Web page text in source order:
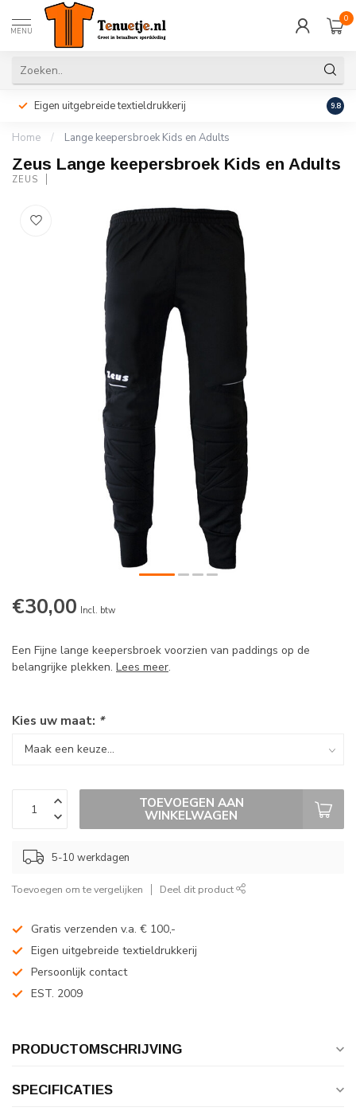
MENU
0
Eigen uitgebreide textieldrukkerij 9.8
Home / Lange keepersbroek Kids en Adults
Zeus Lange keepersbroek Kids en Adults
ZEUS
€30,00 Incl. btw
Een Fijne lange keepersbroek voorzien van paddings op de
belangrijke plekken. Lees meer.
Kies uw maat: *
TOEVOEGEN AAN
WINKELWAGEN
5-10 werkdagen
Toevoegen om te vergelijken Deel dit product
Gratis verzenden v.a. € 100,-
Eigen uitgebreide textieldrukkerij
Persoonlijk contact
EST. 2009
PRODUCTOMSCHRIJVING
SPECIFICATIES